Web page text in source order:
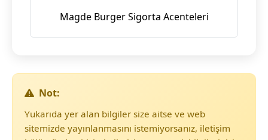
Magde Burger Sigorta Acenteleri
Not:
Yukarıda yer alan bilgiler size aitse ve web
sitemizde yayınlanmasını istemiyorsanız, iletişim